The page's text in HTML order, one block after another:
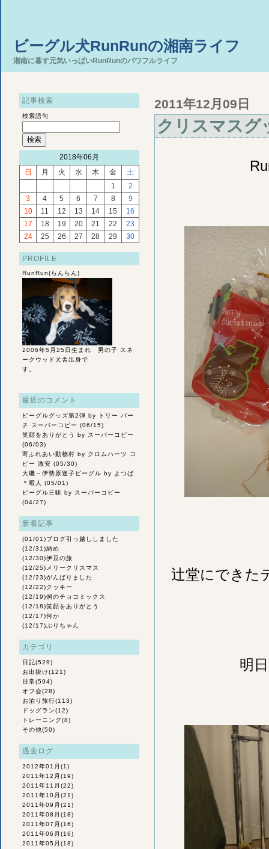
ビーグル犬RunRunの湘南ライフ
湘南に暮す元気いっぱいRunRunのパワフルライフ
記事検索
検索語句
2018年06月
日
月 火 水 木 金
土
1
2
3
4 5 6 7 8
9
10
11 12 13 14 15
16
17
18 19 20 21 22
23
24
25 26 27 28 29 30
PROFILE
RunRun(らんらん)
2006年5月25日生まれ 男の子 スネ
ークウッド犬舎出身で
す。
最近のコメント
ビーグルグッズ第2弾 by トリー バー
チ スーパーコピー (06/15)
笑顔をありがとう
by スーパーコピー
(06/03)
寄ふれあい動物村 by クロムハーツ コ
ピー 激安 (05/30)
大磯～伊勢原迷子ビーグル by よつば
＊暇人 (05/01)
ビーグル三昧 by スーパーコピー
(04/27)
新着記事
(01/01)ブログ引っ越ししました
(12/31)納め
(12/30)伊豆の旅
(12/25) メリークリスマス
(12/23)がんばりました
(12/22)クッキー
(12/19)例のチョコミックス
(12/18)笑顔をありがとう
(12/17)何か
(12/17) ぶりちゃん
カテゴリ
日記(529)
お出掛け(121)
日常(594)
オフ会(28)
お泊り旅行(113)
ドッグラン(12)
トレーニング(8)
その他(50)
過去ログ
2012年01月 (1)
2011年12月 (19)
2011年11月 (22)
2011年10月 (21)
2011年09月 (21)
2011年08月 (18)
2011年07月 (16)
2011年06月 (16)
2011年05月 (18)
2011年12月09日
クリスマスグ
辻堂にできた
明